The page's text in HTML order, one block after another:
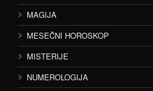
MAGIJA
MESEČNI HOROSKOP
MISTERIJE
NUMEROLOGIJA